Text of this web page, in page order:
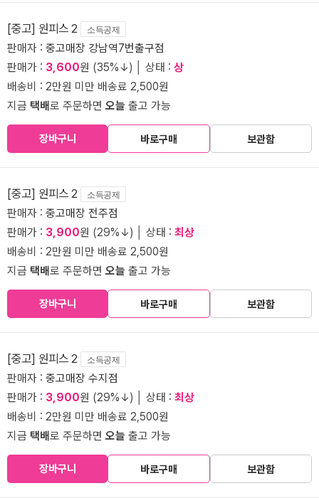
[중고] 원피스 2 소득공제
판매자 : 중고매장 강남역7번출구점
판매가 : 3,600원 (35%↓) │ 상태 : 상
배송비 : 2만원 미만 배송료 2,500원
지금 택배로 주문하면오늘 출고 가능
장바구니 바로구매 보관함
[중고] 원피스 2 소득공제
판매자 : 중고매장 전주점
판매가 : 3,900원 (29%↓) │ 상태 : 최상
배송비 : 2만원 미만 배송료 2,500원
지금 택배로 주문하면오늘 출고 가능
장바구니 바로구매 보관함
[중고] 원피스 2 소득공제
판매자 : 중고매장 수지점
판매가 : 3,900원 (29%↓) │ 상태 : 최상
배송비 : 2만원 미만 배송료 2,500원
지금 택배로 주문하면오늘 출고 가능
장바구니 바로구매 보관함